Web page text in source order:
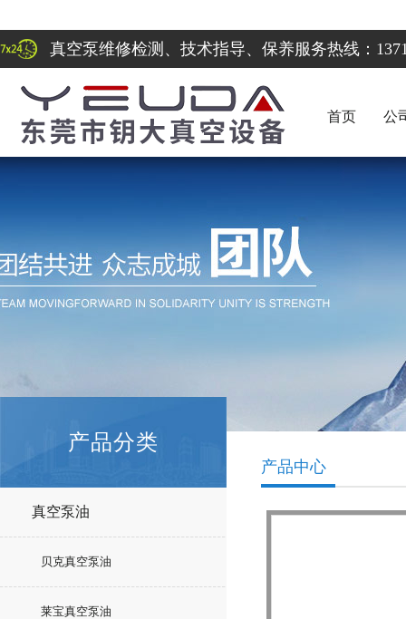
真空泵维修检测、技术指导、保养服务热线：
首页 公
产品分类
真空泵油
贝克真空泵油
莱宝真空泵油
产品中心